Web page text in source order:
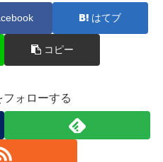
はてブ
コピー
ォローする